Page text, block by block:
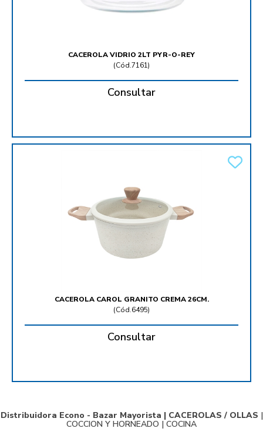
CACEROLA VIDRIO 2LT PYR-O-REY
(Cód.7161)
Consultar
CACEROLA CAROL GRANITO CREMA 26CM.
(Cód.6495)
Consultar
Distribuidora Econo - Bazar Mayorista | CACEROLAS / OLLAS |
COCCION Y HORNEADO | COCINA